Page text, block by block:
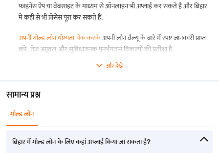
फाइनेंस ऐप या वेबसाइट के माध्यम से ऑनलाइन भी अप्लाई कर सकते हैं और बिहार
में कहीं से भी प्रोसेस पूरा कर सकते हैं.
अपनी गोल्ड लोन योग्यता चेक करकेअपनी लोन वैल्यू के बारे में स्पष्ट जानकारी प्राप्त
करें. तेज़ अप्रूवल और सुविधाजनक पुनर्भुगतान विकल्पों की प्रतीक्षा है.
और देखें
सामान्य प्रश्न
गोल्ड लोन
बिहार में गोल्ड लोन के लिए कहां अप्लाई किया जा सकता है?